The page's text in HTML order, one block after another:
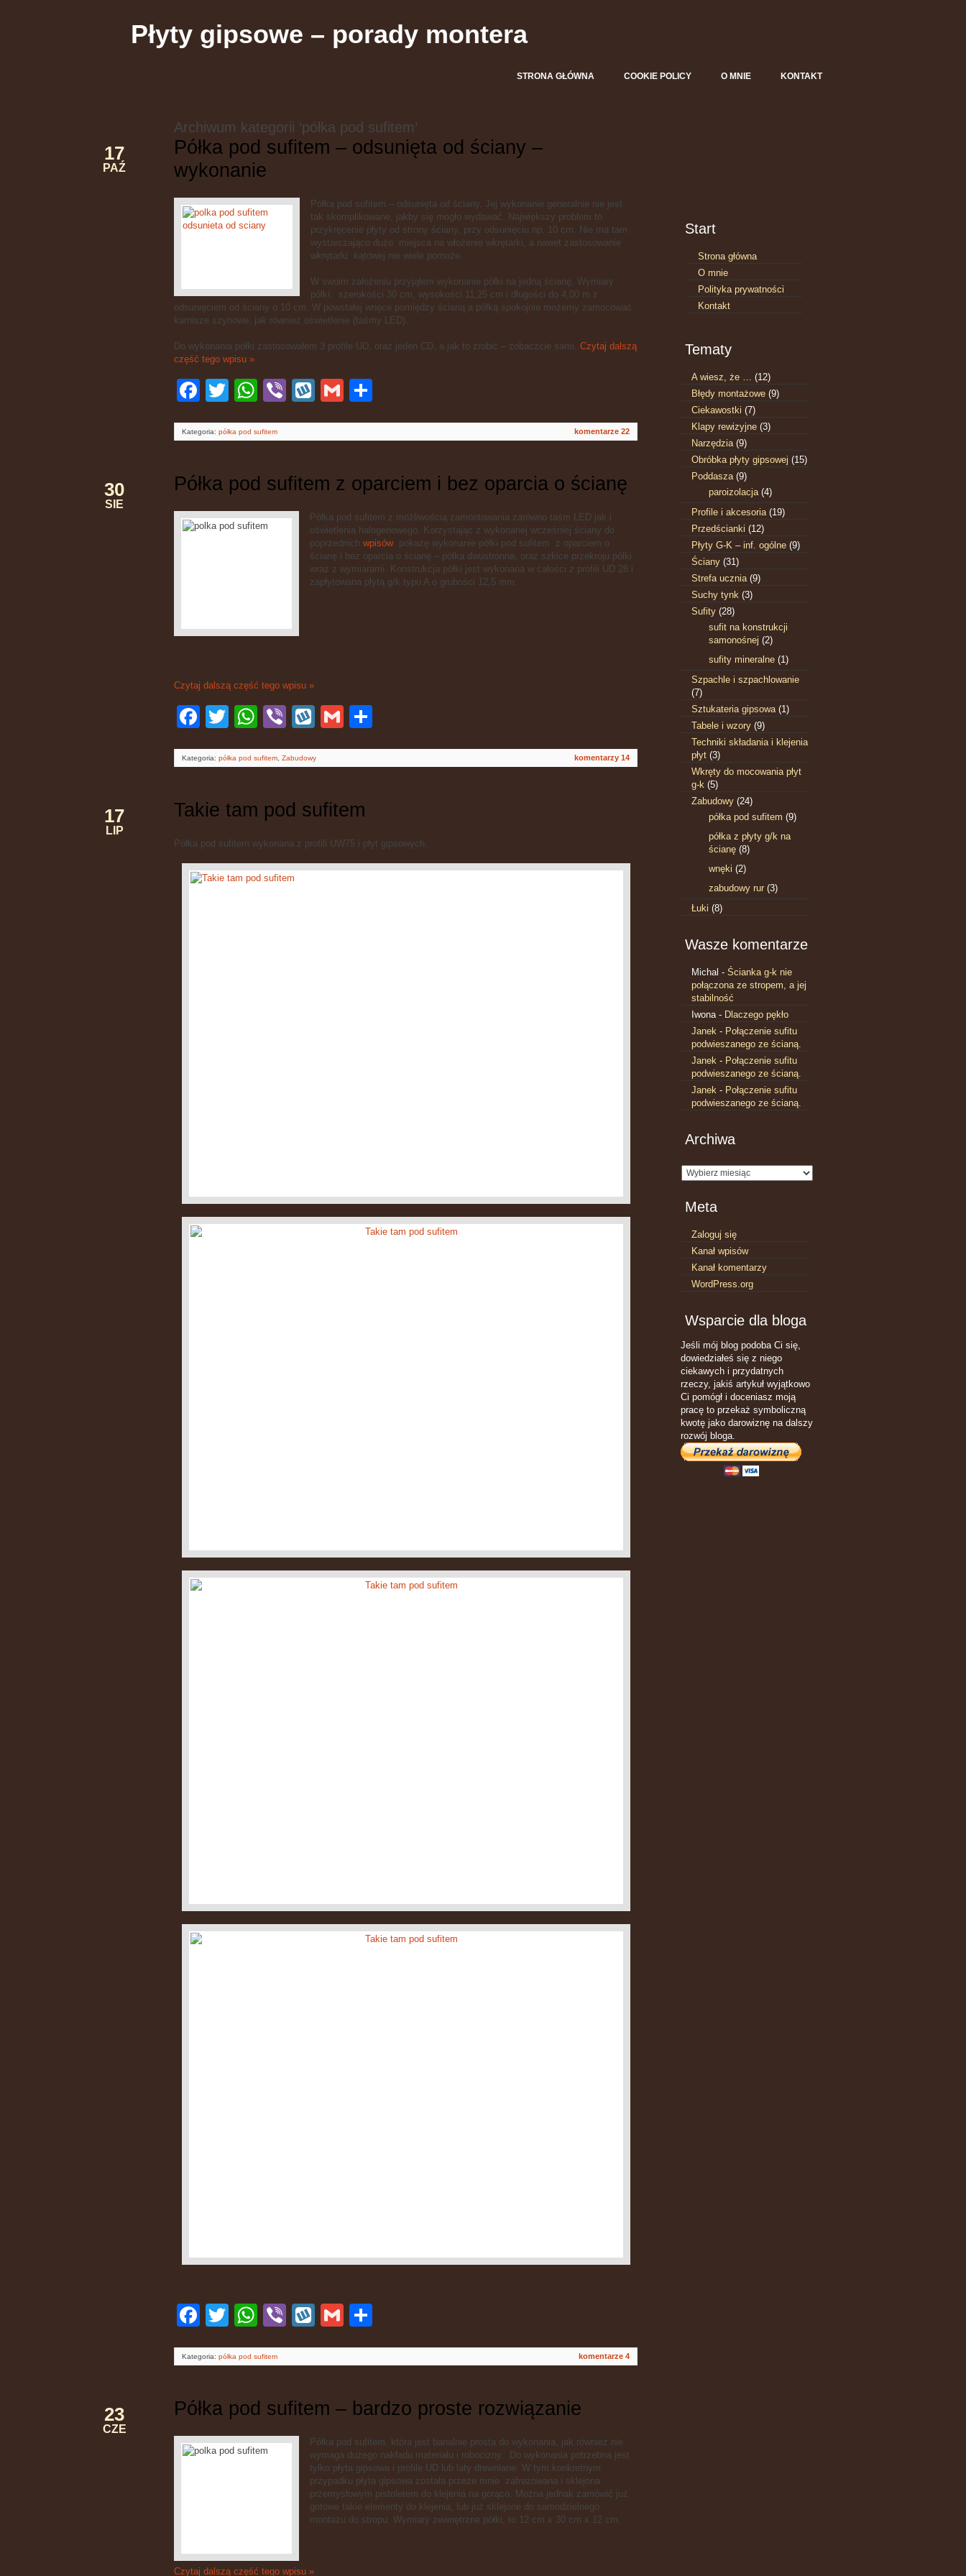
Płyty gipsowe – porady montera
STRONA GŁÓWNA COOKIE POLICY O MNIE KONTAKT
Archiwum kategorii ‘półka pod sufitem’
Półka pod sufitem – odsunięta od ściany –
wykonanie
17
PAŹ
Półka pod sufitem – odsunięta od ściany. Jej wykonanie generalnie nie jest
tak skomplikowane, jakby się mogło wydawać. Największy problem to
przykręcenie płyty od strony ściany, przy odsunięciu np. 10 cm. Nie ma tam
wystarczająco dużo miejsca na włożenie wkrętarki, a nawet zastosowanie
wkrętarki kątowej nie wiele pomoże.
W swoim założeniu przyjąłem wykonanie półki na jedną ścianę. Wymiary
półki: szerokości 30 cm, wysokości 11,25 cm i długości do 4,00 m z
odsunięciem od ściany o 10 cm. W powstałej wnęce pomiędzy ścianą a półką spokojnie możemy zamocować
karnisze szynowe, jak również oświetlenie (taśmy LED).
Do wykonania półki zastosowałem 3 profile UD, oraz jeden CD, a jak to zrobić – zobaczcie sami. Czytaj dalszą
część tego wpisu »
Facebook
Twitter WhatsApp
Viber WykopGmail
komentarze 22
Kategoria: półka pod sufitem
Półka pod sufitem z oparciem i bez oparcia o ścianę
30
SIE
Półka pod sufitem z możliwością zamontowania zarówno taśm LED jak i
oświetlenia halogenowego. Korzystając z wykonanej wcześniej ściany do
poprzednich wpisówpokażę wykonanie półki pod sufitem z oparciem o
ścianę i bez oparcia o ścianę – półka dwustronna, oraz szkice przekroju półki
wraz z wymiarami. Konstrukcja półki jest wykonana w całości z profili UD 28 i
zapłytowana płytą g/k typu A o grubości 12,5 mm.
Czytaj dalszą część tego wpisu »
Facebook
Twitter WhatsApp
Viber WykopGmail
komentarzy 14
Kategoria: półka pod sufitem Zabudowy
Takie tam pod sufitem
17
LIP
Półka pod sufitem wykonana z profili UW75 i płyt gipsowych.
Facebook
Twitter WhatsApp
Viber WykopGmail
komentarze 4
Kategoria: półka pod sufitem
Półka pod sufitem – bardzo proste rozwiązanie
23
CZE
Półka pod sufitem, która jest banalnie prosta do wykonania, jak również nie
wymaga dużego nakładu materiału i robocizny. Do wykonania potrzebna jest
tylko płyta gipsowa i profile UD lub laty drewniane. W tym konkretnym
przypadku płyta gipsowa została przeze mnie zafrezowana i sklejona
przemysłowym pistoletem do klejenia na gorąco. Można jednak zamówić już
gotowe takie elementy do klejenia, lub już sklejone do samodzielnego
montażu do stropu. Wymiary zewnętrzne półki, to 12 cm x 30 cm x 12 cm.
Czytaj dalszą część tego wpisu »
Start
Strona główna
O mnie
Polityka prywatności
Kontakt
Tematy
A wiesz, że … (12)
Błędy montażowe (9)
Ciekawostki (7)
Klapy rewizyjne (3)
Narzędzia(9)
Obróbka płyty gipsowej (15)
Poddasza(9)
paroizolacja(4)
Profile i akcesoria(19)
Przedścianki (12)
Płyty G-K – inf. ogólne (9)
Ściany (31)
Strefa ucznia(9)
Suchy tynk (3)
Sufity (28)
sufit na konstrukcji
samonośnej (2)
sufity mineralne (1)
Szpachle i szpachlowanie
(7)
Sztukateria gipsowa(1)
Tabele i wzory (9)
Techniki składania i klejenia
płyt (3)
Wkręty do mocowania płyt
g-k (5)
Zabudowy (24)
półka pod sufitem (9)
półka z płyty g/k na
ścianę (8)
wnęki (2)
zabudowy rur (3)
Łuki (8)
Wasze komentarze
Michal - Ścianka g-k nie
połączona ze stropem, a jej
stabilność
Iwona- Dlaczego pękło
Janek - Połączenie sufitu
podwieszanego ze ścianą.
Janek - Połączenie sufitu
podwieszanego ze ścianą.
Janek - Połączenie sufitu
podwieszanego ze ścianą.
Archiwa
Archiwa
Meta
Zaloguj się
Kanał wpisów
Kanał komentarzy
WordPress.org
Wsparcie dla bloga
Jeśli mój blog podoba Ci się,
dowiedziałeś się z niego
ciekawych i przydatnych
rzeczy, jakiś artykuł wyjątkowo
Ci pomógł i doceniasz moją
pracę to przekaż symboliczną
kwotę jako darowiznę na dalszy
rozwój bloga.